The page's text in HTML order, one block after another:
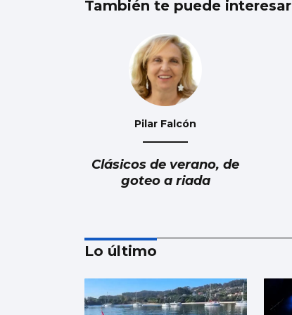
También te puede interesar
Pilar Falcón
Clásicos de verano, de
goteo a riada
Luis Carlos de la Peña
Lo último